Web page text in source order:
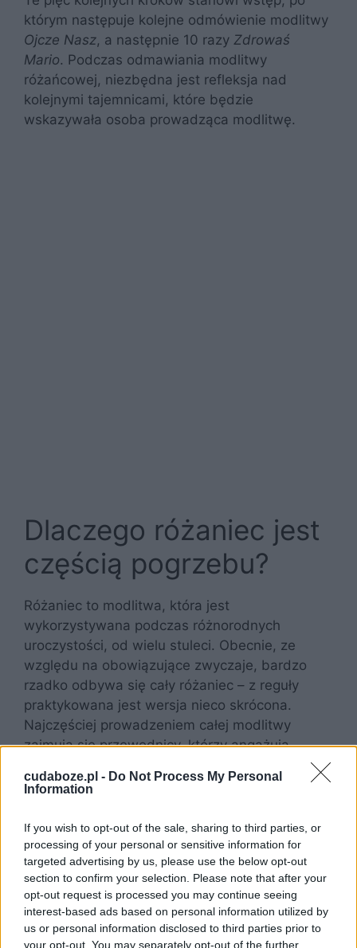
cudaboze.pl - Do Not Process My Personal
Information
If you wish to opt-out of the sale, sharing to third parties, or
processing of your personal or sensitive information for
targeted advertising by us, please use the below opt-out
section to confirm your selection. Please note that after your
opt-out request is processed you may continue seeing
interest-based ads based on personal information utilized by
us or personal information disclosed to third parties prior to
your opt-out. You may separately opt-out of the further
którym następuje kolejne odmówienie modlitwy
Ojcze Nasz, a następnie 10 razy Zdrowaś
Mario. Podczas odmawiania modlitwy
różańcowej, niezbędna jest refleksja nad
kolejnymi tajemnicami, które będzie
wskazywała osoba prowadząca modlitwę.
Dlaczego różaniec jest
częścią pogrzebu?
Różaniec to modlitwa, która jest
wykorzystywana podczas różnorodnych
uroczystości, od wielu stuleci. Obecnie, ze
względu na obowiązujące zwyczaje, bardzo
rzadko odbywa się cały różaniec – z reguły
praktykowana jest wersja nieco skrócona.
Najczęściej prowadzeniem całej modlitwy
zajmują się przewodnicy, którzy angażują
jest przemienienie żalu po śmierci bliskiej osoby
w nadzieję na jej życie wieczne i szczęście,
którego dostąpienie możliwe jest jedynie w
Królestwie Bożym. Modlitwa ta jest też
sposobem na uzyskanie odpustu zupełnego.
Dzięki niemu zmarły, który znalazł się w
czyśćcu, może automatycznie uzyskać